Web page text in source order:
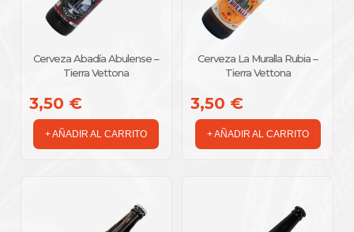
fresa fresca. Equilibrio perfecto entre dulzor natural y ligera
acidez frutal.
Atractivo rojo brillante que refleja su carácter afrutado.
Final:
Suave, fresco y persistente, con recuerdo limpio a fresa.
Cerveza Abadía Abulense –
Tierra Vettona
3,50 €
+ AÑADIR AL CARRITO
Cerveza La Muralla Rubia –
Tierra Vettona
3,50 €
+ AÑADIR AL CARRITO